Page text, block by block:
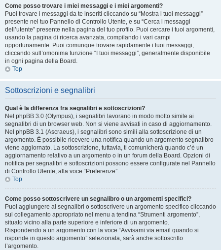
Come posso trovare i miei messaggi e i miei argomenti?
Puoi trovare i messaggi da te inseriti cliccando su “Mostra i tuoi messaggi”
presente nel tuo Pannello di Controllo Utente, e su “Cerca i messaggi
dell’utente” presente nella pagina del tuo profilo. Puoi cercare i tuoi argomenti,
usando la pagina di ricerca avanzata, compilando i vari campi
opportunamente. Puoi comunque trovare rapidamente i tuoi messaggi,
cliccando sull’omonima funzione “I tuoi messaggi”, generalmente disponibile
in ogni pagina della Board.
Top
Sottoscrizioni e segnalibri
Qual è la differenza fra segnalibri e sottoscrizioni?
Nel phpBB 3.0 (Olympus), i segnalibri lavorano in modo molto simile ai
segnalibri di un browser web. Non si viene avvisati in caso di aggiornamento.
Nel phpBB 3.1 (Ascraeus), i segnalibri sono simili alla sottoscrizione di un
argomento. È possibile ricevere una notifica quando un argomento segnalibro
viene aggiornato. La sottoscrizione, tuttavia, ti comunicherà quando c’è un
aggiornamento relativo a un argomento o in un forum della Board. Opzioni di
notifica per segnalibri e sottoscrizioni possono essere configurate nel Pannello
di Controllo Utente, alla voce “Preferenze”.
Top
Come posso sottoscrivere un segnalibro o un argomenti specifici?
Puoi aggiungere ai segnalibri o sottoscrivere un argomento specifico cliccando
sul collegamento appropriato nel menu a tendina “Strumenti argomento”,
situato vicino alla parte superiore e inferiore di un argomento.
Rispondendo a un argomento con la voce “Avvisami via email quando si
risponde in questo argomento” selezionata, sarà anche sottoscritto
l’argomento.